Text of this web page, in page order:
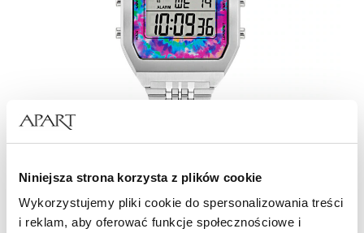
Niniejsza strona korzysta z plików cookie
Wykorzystujemy pliki cookie do spersonalizowania treści
i reklam, aby oferować funkcje społecznościowe i
adidas Originals DIGITAL TWO
499 zł